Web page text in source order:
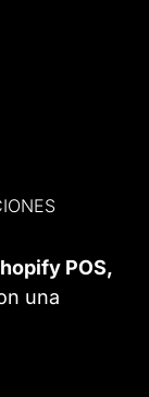
POS,
una